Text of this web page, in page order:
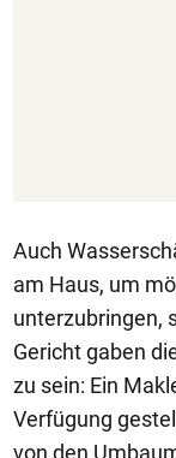
Auch
am Haus, um
unterzubringen,
Gericht gaben
zu sein: Ein
Verfügung
von den